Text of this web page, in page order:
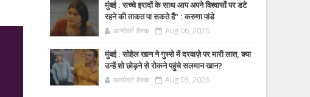
मुंबई : सच्चे इरादों के साथ आप अपने विश्वासों पर डटे
रहने की ताकत पा सकते हैं” : करुणा पांडे
आर्यावर्त डेस्क Aug 06, 2026
मुंबई : सोहेल खान ने गुस्से में दरवाज़े पर मारी लात, क्या
उन्हें शो छोड़ने से रोकने पहुंचे सलमान खान?
आर्यावर्त डेस्क Aug 03, 2026